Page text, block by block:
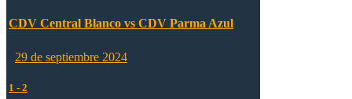
CDV Central Blanco vs CDV Parma Azul
29 de septiembre 2024
1 - 2